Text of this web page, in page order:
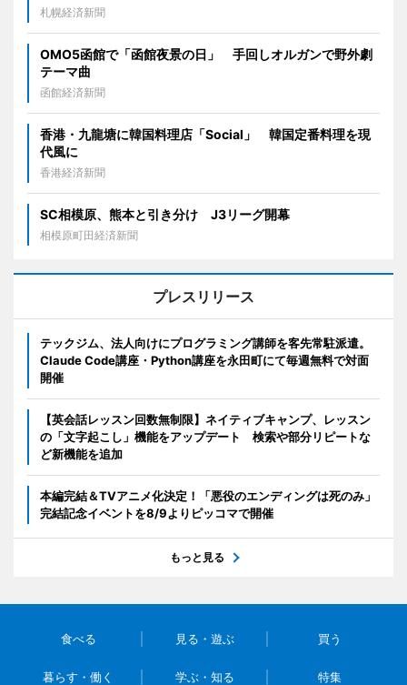
札幌経済新聞
OMO5函館で「函館夜景の日」 手回しオルガンで野外劇
テーマ曲
函館経済新聞
香港・九龍塘に韓国料理店「Social」 韓国定番料理を現
代風に
香港経済新聞
SC相模原、熊本と引き分け J3リーグ開幕
相模原町田経済新聞
プレスリリース
テックジム、法人向けにプログラミング講師を客先常駐派遣。
Claude Code講座・Python講座を永田町にて毎週無料で対面
開催
【英会話レッスン回数無制限】ネイティブキャンプ、レッスン
の「文字起こし」機能をアップデート 検索や部分リピートな
ど新機能を追加
本編完結＆TVアニメ化決定！「悪役のエンディングは死のみ」
完結記念イベントを8/9よりピッコマで開催
もっと見る
食べる 見る・遊ぶ 買う
暮らす・働く 学ぶ・知る 特集